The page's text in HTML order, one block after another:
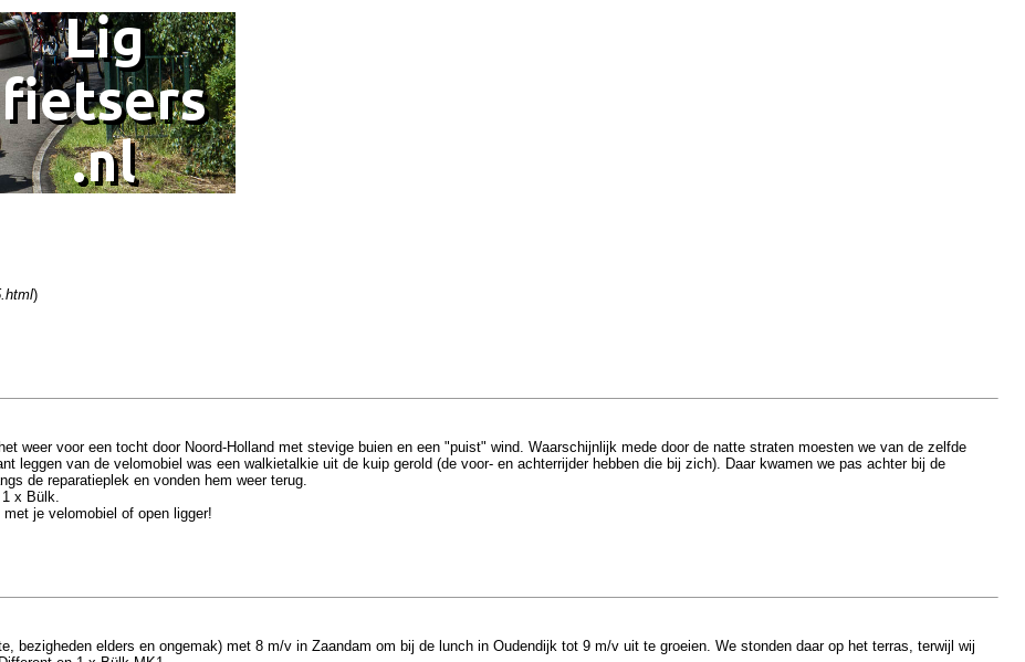
)
weer voor een tocht door Noord-Holland met stevige buien en een "puist" wind. Waarschijnlijk mede door de natte straten moesten we van de zelfde
leggen van de velomobiel was een walkietalkie uit de kuip gerold (de voor- en achterrijder hebben die bij zich). Daar kwamen we pas achter bij de
de reparatieplek en vonden hem weer terug.
x Bülk.
je velomobiel of open ligger!
bezigheden elders en ongemak) met 8 m/v in Zaandam om bij de lunch in Oudendijk tot 9 m/v uit te groeien. We stonden daar op het terras, terwijl wij